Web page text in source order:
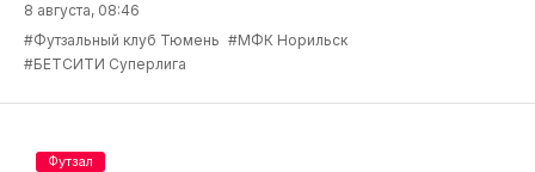
8 августа, 08:46
#Футзальный клуб Тюмень #МФК Норильск
#БЕТСИТИ Суперлига
Футзал